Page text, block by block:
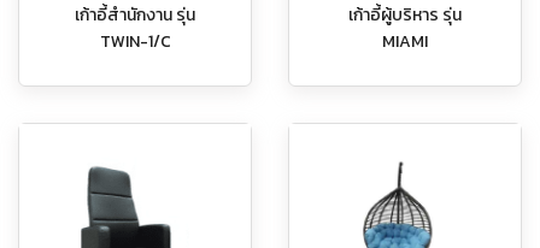
เก้าอี้สำนักงาน รุ่น
TWIN-1/C
เก้าอี้ผู้บริหาร รุ่น
MIAMI